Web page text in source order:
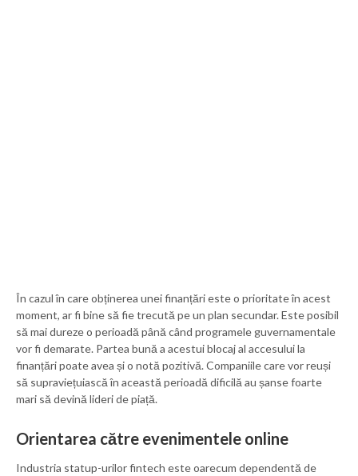
În cazul în care obținerea unei finanțări este o prioritate în acest
moment, ar fi bine să fie trecută pe un plan secundar. Este posibil
să mai dureze o perioadă până când programele guvernamentale
vor fi demarate. Partea bună a acestui blocaj al accesului la
finanțări poate avea și o notă pozitivă. Companiile care vor reuși
să supraviețuiască în această perioadă dificilă au șanse foarte
mari să devină lideri de piață.
Orientarea către evenimentele online
Industria statup-urilor fintech este oarecum dependentă de